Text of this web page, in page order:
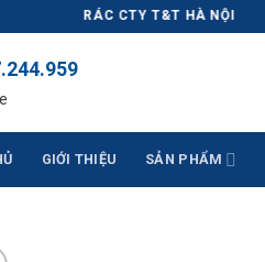
RÁC CTY T&T HÀ NỘI
GIỚI THIỆU SẢN PHẨM